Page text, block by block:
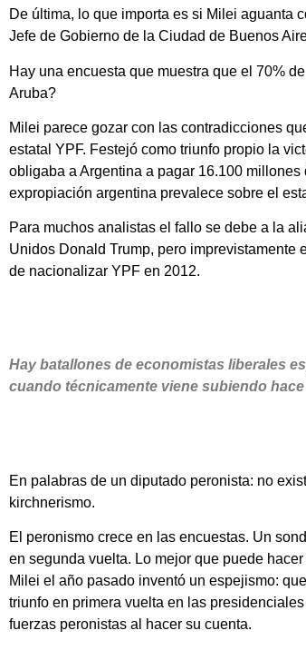
De última, lo que importa es si Milei aguanta
Jefe de Gobierno de la Ciudad de Buenos
Hay una encuesta que muestra que el 70%
Aruba?
Milei parece gozar con las contradicciones
estatal YPF. Festejó como triunfo propio la
obligaba a Argentina a pagar 16.100
expropiación argentina prevalece sobre el
Para muchos analistas el fallo se debe a la
Unidos Donald Trump, pero
de nacionalizar YPF en 2012.
Hay batallones de economistas liberales
cuando técnicamente viene subiendo
En palabras de un diputado peronista: no
kirchnerismo.
El peronismo crece en las encuestas. Un
en segunda vuelta. Lo mejor que puede
Milei el año pasado inventó un espejismo:
triunfo en primera vuelta en las
fuerzas peronistas al hacer su cuenta.